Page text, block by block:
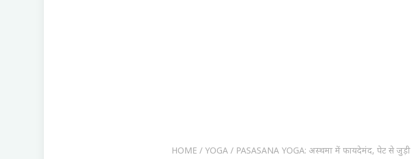
HOME / YOGA / PASASANA YOGA: अस्थमा में फायदेमंद, पेट से